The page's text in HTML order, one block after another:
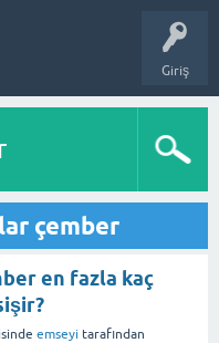
Giriş
çember
en fazla kaç
emseyi tarafından